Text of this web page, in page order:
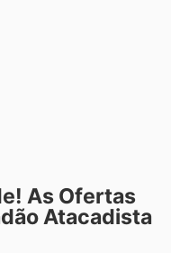
As Ofertas
Atacadista